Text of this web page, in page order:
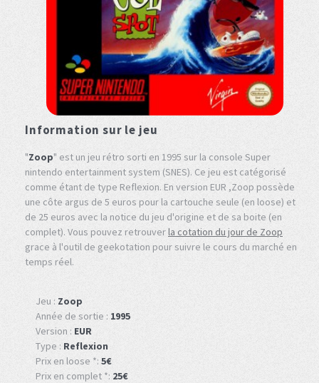
Information sur le jeu
"Zoop" est un jeu rétro sorti en 1995 sur la console Super
nintendo entertainment system (SNES). Ce jeu est catégorisé
comme étant de type Reflexion. En version EUR ,Zoop possède
une côte argus de 5 euros pour la cartouche seule (en loose) et
de 25 euros avec la notice du jeu d'origine et de sa boite (en
complet). Vous pouvez retrouverla cotation du jour de Zoop
grace à l'outil de geekotation pour suivre le cours du marché en
temps réel.
Jeu : Zoop
Année de sortie : 1995
Version : EUR
Type : Reflexion
Prix en loose *: 5€
Prix en complet *: 25€